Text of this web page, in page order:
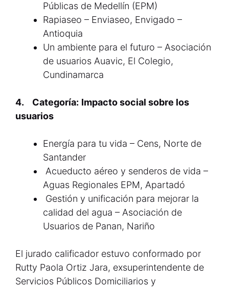
Públicas de Medellín (EPM)
Rapiaseo – Enviaseo, Envigado –
Antioquia
Un ambiente para el futuro – Asociación
de usuarios Auavic, El Colegio,
Cundinamarca
4. Categoría: Impacto social sobre los
usuarios
Energía para tu vida – Cens, Norte de
Santander
Acueducto aéreo y senderos de vida –
Aguas Regionales EPM, Apartadó
Gestión y unificación para mejorar la
calidad del agua – Asociación de
Usuarios de Panan, Nariño
El jurado calificador estuvo conformado por
Rutty Paola Ortiz Jara, exsuperintendente de
Servicios Públicos Domiciliarios y